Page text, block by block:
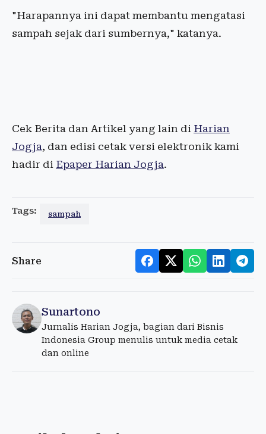
"Harapannya ini dapat membantu mengatasi
sampah sejak dari sumbernya," katanya.
Cek Berita dan Artikel yang lain di Harian
Jogja, dan edisi cetak versi elektronik kami
hadir di Epaper Harian Jogja.
Tags: sampah
Share
Sunartono
Jurnalis Harian Jogja, bagian dari Bisnis
Indonesia Group menulis untuk media cetak
dan online